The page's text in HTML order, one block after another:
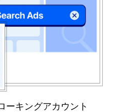
ーキングアカウント